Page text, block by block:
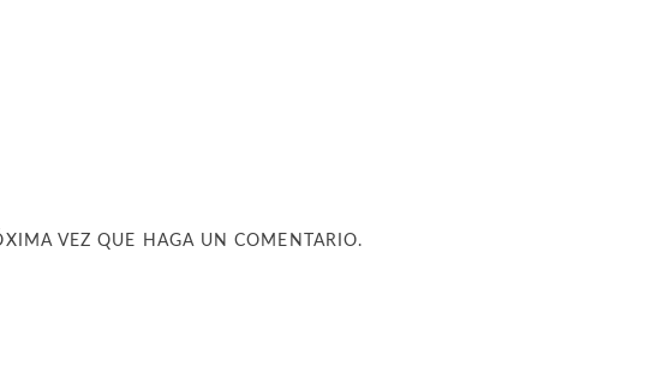
VEZ QUE HAGA UN COMENTARIO.